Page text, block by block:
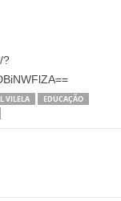
?
VILELA
EDUCAÇÃO